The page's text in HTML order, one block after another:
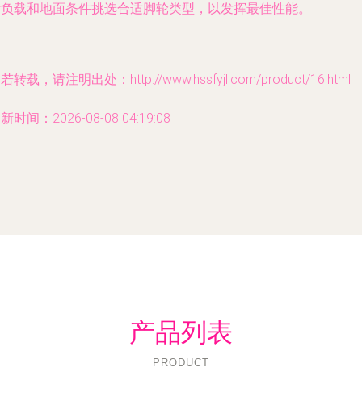
载和地面条件挑选合适脚轮类型，以发挥最佳性能。
转载，请注明出处：http://www.hssfyjl.com/product/16.html
时间：2026-08-08 04:19:08
产品列表
PRODUCT